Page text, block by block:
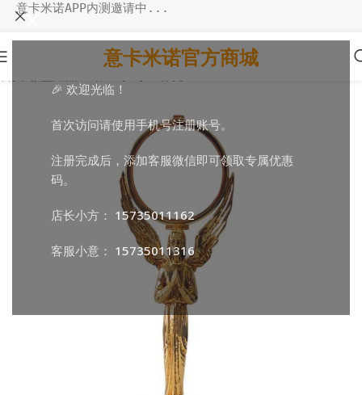
🎉 欢迎光临！
首次访问请使用手机号注册账号。
注册完成后，添加客服微信即可领取专属优惠
码。
店长小方： 15735011162
客服小意： 15735011316
意卡米诺APP内测邀请中...
意卡米诺官方商城